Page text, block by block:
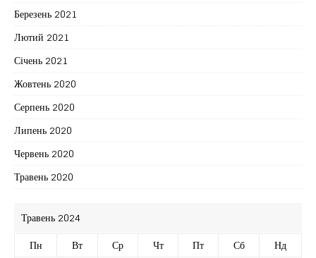
Березень 2021
Лютий 2021
Січень 2021
Жовтень 2020
Серпень 2020
Липень 2020
Червень 2020
Травень 2020
Травень 2024
Пн
Вт Ср Чт Пт Сб Нд